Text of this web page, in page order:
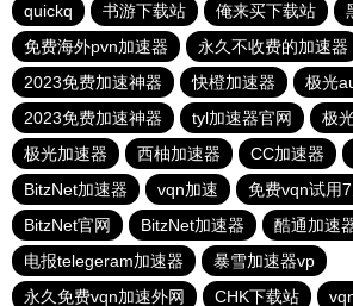
quickq
书游下载站 俺来买下载站
免费海外pvn加速器
永久不收费的加速器
2023免费加速神器
快橙加速器
极光
2023免费加速神器
tyl加速器官网
极
极光加速器
西柚加速器 CC加速器
BitzNet加速器
vqn加速 免费vqn试用
BitzNet官网
BitzNet加速器 酷通加速
电报telegeram加速器
暴雪加速器vp
永久免费vqn加速外网
CHK下载站